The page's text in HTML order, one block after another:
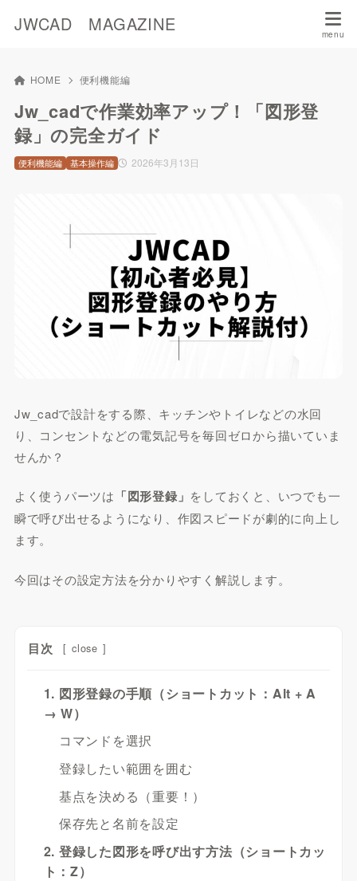
JWCAD MAGAZINE
HOME 便利機能編
Jw_cadで作業効率アップ！「図形登
録」の完全ガイド
2026年3月13日
便利機能編 基本操作編
Jw_cadで設計をする際、キッチンやトイレなどの水回
り、コンセントなどの電気記号を毎回ゼロから描いていま
せんか？
よく使うパーツは 「図形登録」 をしておくと、いつでも一
瞬で呼び出せるようになり、作図スピードが劇的に向上し
ます。
今回はその設定方法を分かりやすく解説します。
目次 [ close ]
1. 図形登録の手順（ショートカット：Alt + A
→ W）
コマンドを選択
登録したい範囲を囲む
基点を決める（重要！）
保存先と名前を設定
2. 登録した図形を呼び出す方法（ショートカッ
ト：Z）